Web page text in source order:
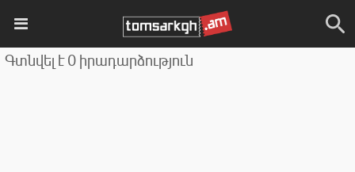
Գտնվել է 0 իրադարձություն